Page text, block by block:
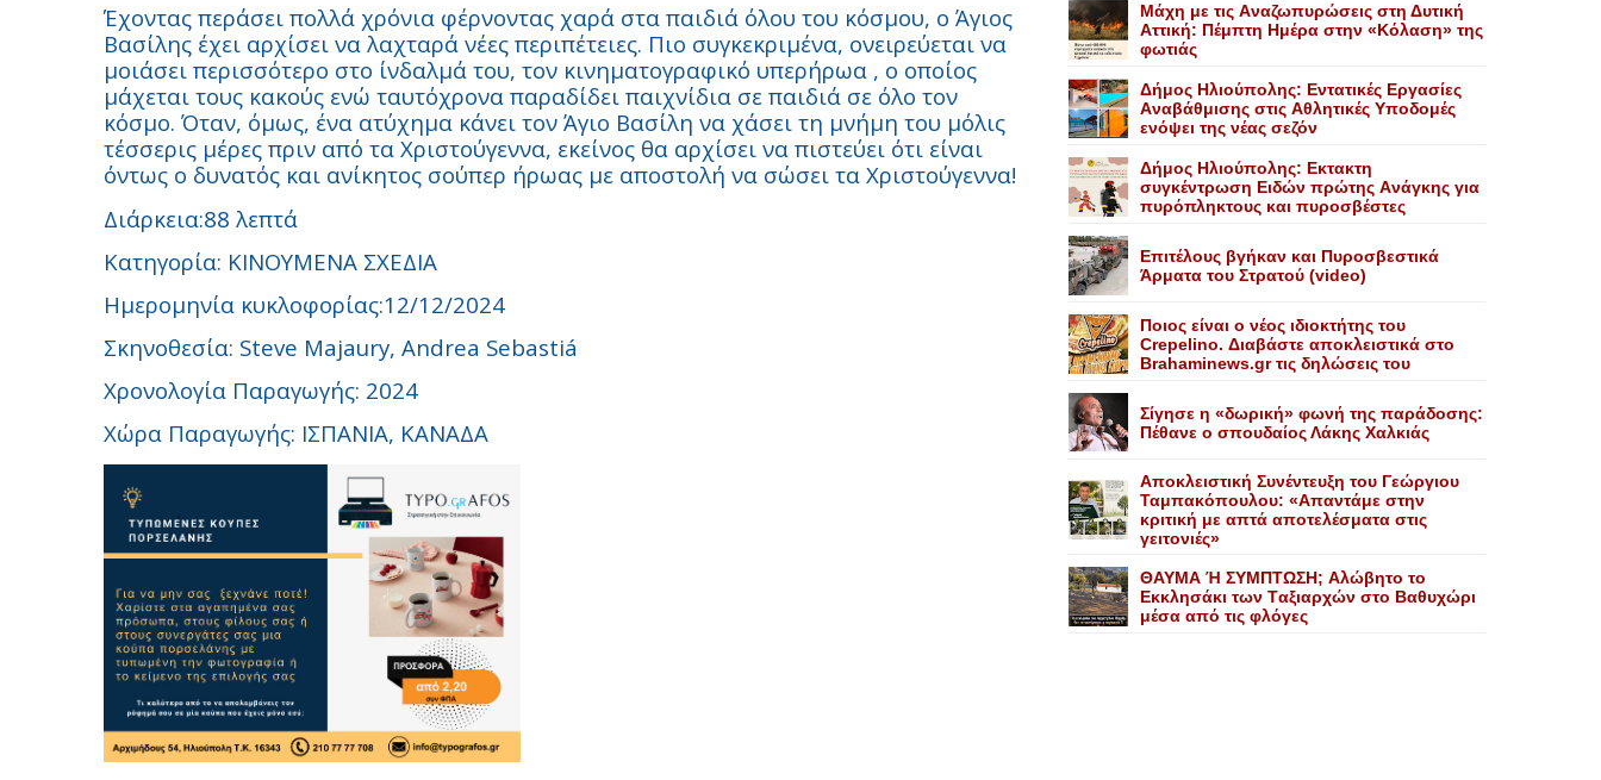
Έχοντας περάσει πολλά χρόνια φέρνοντας χαρά στα παιδιά όλου του κόσμου, ο Άγιος
Βασίλης έχει αρχίσει να λαχταρά νέες περιπέτειες. Πιο συγκεκριμένα, ονειρεύεται να
μοιάσει περισσότερο στο ίνδαλμά του, τον κινηματογραφικό υπερήρωα , ο οποίος
μάχεται τους κακούς ενώ ταυτόχρονα παραδίδει παιχνίδια σε παιδιά σε όλο τον
κόσμο. Όταν, όμως, ένα ατύχημα κάνει τον Άγιο Βασίλη να χάσει τη μνήμη του μόλις
τέσσερις μέρες πριν από τα Χριστούγεννα, εκείνος θα αρχίσει να πιστεύει ότι είναι
όντως ο δυνατός και ανίκητος σούπερ ήρωας με αποστολή να σώσει τα Χριστούγεννα!
Διάρκεια:88 λεπτά
Κατηγορία: ΚΙΝΟΥΜΕΝΑ ΣΧΕΔΙΑ
Ημερομηνία κυκλοφορίας:12/12/2024
Σκηνοθεσία: Steve Majaury, Andrea Sebastiá
Χρονολογία Παραγωγής: 2024
Χώρα Παραγωγής: ΙΣΠΑΝΙΑ, ΚΑΝΑΔA
Mάχη με τις Aναζωπυρώσεις στη Δυτική
Aττική: Πέμπτη Hμέρα στην «Kόλαση» της
φωτιάς
Δήμος Ηλιούπολης: Eντατικές Eργασίες
Aναβάθμισης στις Aθλητικές Yποδομές
ενόψει της νέας σεζόν
Δήμος Ηλιούπολης: Eκτακτη
συγκέντρωση Eιδών πρώτης Aνάγκης για
πυρόπληκτους και πυροσβέστες
Επιτέλους βγήκαν και Πυροσβεστικά
Άρματα του Στρατού (video)
Ποιος είναι ο νέος ιδιοκτήτης του
Crepelino. Διαβάστε αποκλειστικά στο
Brahaminews.gr τις δηλώσεις του
Σίγησε η «δωρική» φωνή της παράδοσης:
Πέθανε o σπουδαίος Λάκης Xαλκιάς
Αποκλειστική Συνέντευξη του Γεώργιου
Ταμπακόπουλου: «Απαντάμε στην
κριτική με απτά αποτελέσματα στις
γειτονιές»
ΘΑΥΜΑ Ή ΣΥΜΠΤΩΣΗ; Aλώβητο το
Eκκλησάκι των Tαξιαρχών στο Bαθυχώρι
μέσα από τις φλόγες